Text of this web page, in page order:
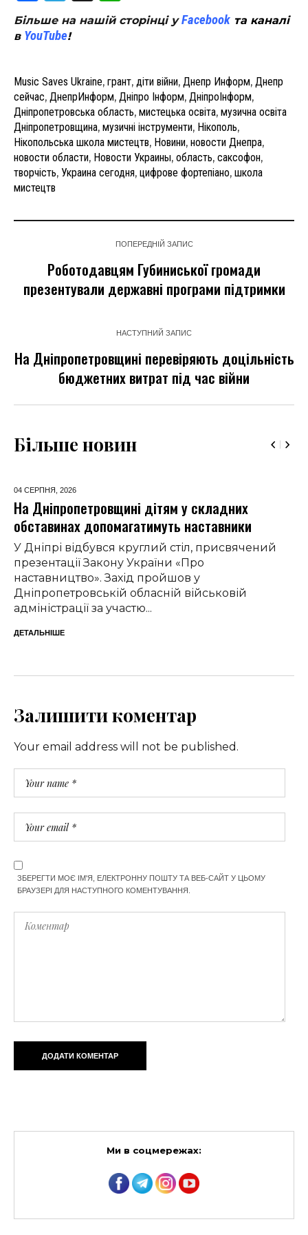
Більше на нашій сторінці уFacebook та каналі
в YouTube!
Music Saves Ukraine, грант, діти війни, Днепр Информ, Днепр
сейчас, ДнепрИнформ, Дніпро Інформ, ДніпроІнформ,
Дніпропетровська область, мистецька освіта, музична освіта
Дніпропетровщина, музичні інструменти, Нікополь,
Нікопольська школа мистецтв, Новини, новости Днепра,
новости области, Новости Украины, область, саксофон,
творчість, Украина сегодня, цифрове фортепіано, школа
мистецтв
ПОПЕРЕДНІЙ ЗАПИС
Роботодавцям Губиниської громади
презентували державні програми підтримки
НАСТУПНИЙ ЗАПИС
На Дніпропетровщині перевіряють доцільність
бюджетних витрат під час війни
Більше новин
04 СЕРПНЯ, 2026
На Дніпропетровщині дітям у складних
обставинах допомагатимуть наставники
У Дніпрі відбувся круглий стіл, присвячений
презентації Закону України «Про
наставництво». Захід пройшов у
Дніпропетровській обласній військовій
адміністрації за участю...
ДЕТАЛЬНІШЕ
Залишити коментар
Your email address will not be published.
ЗБЕРЕГТИ МОЄ ІМ'Я, ЕЛЕКТРОННУ ПОШТУ ТА ВЕБ-САЙТ У ЦЬОМУ
БРАУЗЕРІ ДЛЯ НАСТУПНОГО КОМЕНТУВАННЯ.
Ми в соцмережах: